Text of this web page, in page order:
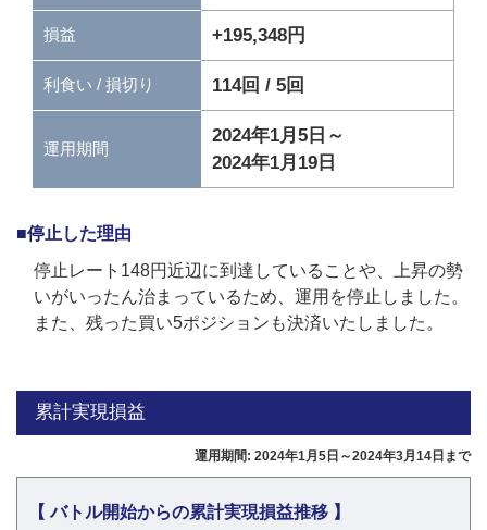
損益 +195,348円
利食い / 損切り 114回 / 5回
運用期間
2024年1月5日～
2024年1月19日
■停止した理由
停止レート148円近辺に到達していることや、上昇の勢
いがいったん治まっているため、運用を停止しました。
また、残った買い5ポジションも決済いたしました。
累計実現損益
運用期間: 2024年1月5日～2024年3月14日まで
【 バトル開始からの累計実現損益推移 】